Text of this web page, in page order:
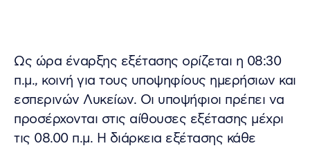
Ως ώρα έναρξης εξέτασης ορίζεται η 08:30
π.μ., κοινή για τους υποψηφίους ημερήσιων και
εσπερινών Λυκείων. Οι υποψήφιοι πρέπει να
προσέρχονται στις αίθουσες εξέτασης μέχρι
τις 08.00 π.μ. Η διάρκεια εξέτασης κάθε